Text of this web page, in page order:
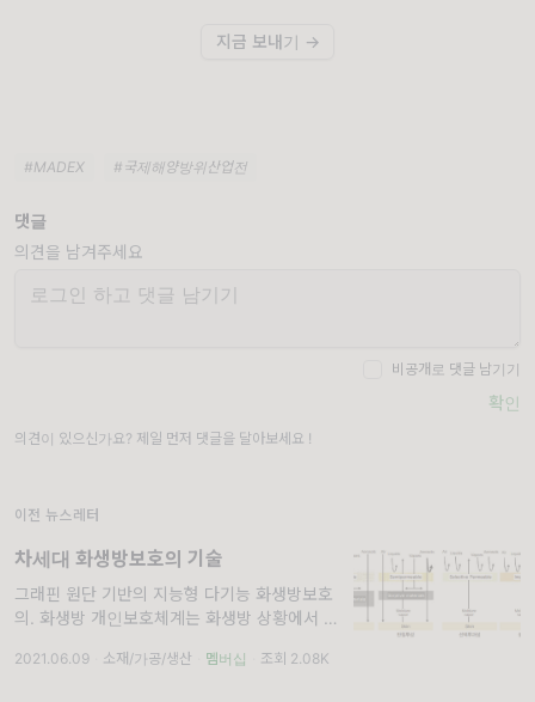
지금 보내기 →
#MADEX #국제해양방위산업전
댓글
의견을 남겨주세요
비공개로 댓글 남기기
확인
의견이 있으신가요? 제일 먼저 댓글을 달아보세요 !
이전 뉴스레터
차세대 화생방보호의 기술
그래핀 원단 기반의 지능형 다기능 화생방보호
의. 화생방 개인보호체계는 화생방 상황에서 전
필수적인 부수장비이다. 방독면, 보호의, 보호
2021.06.09 소재/가공/생산 멤버십 조회 2.08K